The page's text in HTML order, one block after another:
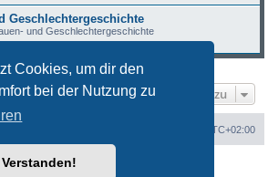
Cookies, um dir den
bei der Nutzung zu
Verstanden!
Geschlechtergeschichte
und Geschlechtergeschichte
Gehe zu
UTC+02:00
phpBB® Forum Software © phpBB Limited